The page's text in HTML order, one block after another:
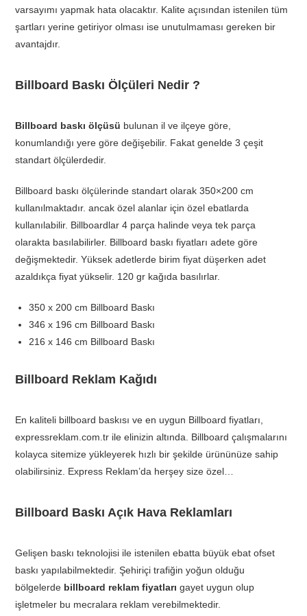
varsayımı yapmak hata olacaktır. Kalite açısından istenilen tüm
şartları yerine getiriyor olması ise unutulmaması gereken bir
avantajdır.
Billboard Baskı Ölçüleri Nedir ?
Billboard baskı ölçüsü bulunan il ve ilçeye göre,
konumlandığı yere göre değişebilir. Fakat genelde 3 çeşit
standart ölçülerdedir.
Billboard baskı ölçülerinde standart olarak 350×200 cm
kullanılmaktadır. ancak özel alanlar için özel ebatlarda
kullanılabilir. Billboardlar 4 parça halinde veya tek parça
olarakta basılabilirler. Billboard baskı fiyatları adete göre
değişmektedir. Yüksek adetlerde birim fiyat düşerken adet
azaldıkça fiyat yükselir. 120 gr kağıda basılırlar.
350 x 200 cm Billboard Baskı
346 x 196 cm Billboard Baskı
216 x 146 cm Billboard Baskı
Billboard Reklam Kağıdı
En kaliteli billboard baskısı ve en uygun Billboard fiyatları,
expressreklam.com.tr ile elinizin altında. Billboard çalışmalarını
kolayca sitemize yükleyerek hızlı bir şekilde ürününüze sahip
olabilirsiniz. Express Reklam’da herşey size özel…
Billboard Baskı Açık Hava Reklamları
Gelişen baskı teknolojisi ile istenilen ebatta büyük ebat ofset
baskı yapılabilmektedir. Şehiriçi trafiğin yoğun olduğu
bölgelerde billboard reklam fiyatları gayet uygun olup
işletmeler bu mecralara reklam verebilmektedir.